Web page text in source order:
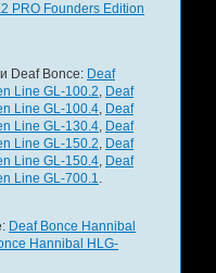
PRO Founders Edition
Deaf Bonce: Deaf
Line GL-100.2, Deaf
Line GL-100.4, Deaf
Line GL-130.4, Deaf
Line GL-150.2, Deaf
Line GL-150.4, Deaf
Line GL-700.1.
Deaf Bonce Hannibal
Hannibal HLG-